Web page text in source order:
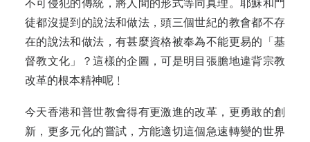
不可侵犯的傳統，將人間的形式等同真理。耶穌和門
徒都沒提到的說法和做法，頭三個世紀的教會都不存
在的說法和做法，有甚麼資格被奉為不能更易的「基
督教文化」？這樣的企圖，可是明目張膽地違背宗教
改革的根本精神呢﹗
今天香港和普世教會得有更激進的改革，更勇敢的創
新，更多元化的嘗試，方能適切這個急速轉變的世界